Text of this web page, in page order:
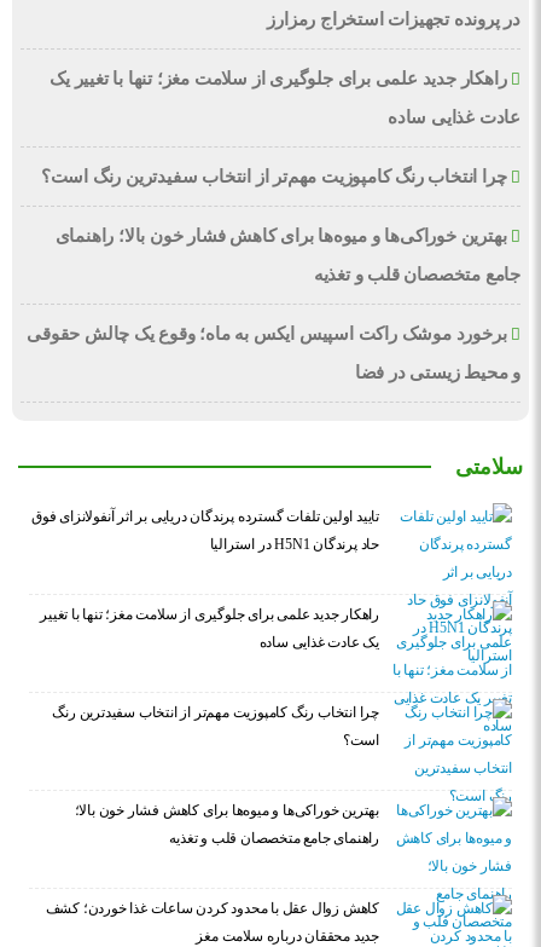
در پرونده تجهیزات استخراج رمزارز
راهکار جدید علمی برای جلوگیری از سلامت مغز؛ تنها با تغییر یک
عادت غذایی ساده
چرا انتخاب رنگ کامپوزیت مهم‌تر از انتخاب سفیدترین رنگ است؟
بهترین خوراکی‌ها و میوه‌ها برای کاهش فشار خون بالا؛ راهنمای
جامع متخصصان قلب و تغذیه
برخورد موشک راکت اسپیس ایکس به ماه؛ وقوع یک چالش حقوقی
و محیط زیستی در فضا
سلامتی
تایید اولین تلفات گسترده پرندگان دریایی بر اثر آنفولانزای فوق
حاد پرندگان H5N1 در استرالیا
راهکار جدید علمی برای جلوگیری از سلامت مغز؛ تنها با تغییر
یک عادت غذایی ساده
چرا انتخاب رنگ کامپوزیت مهم‌تر از انتخاب سفیدترین رنگ
است؟
بهترین خوراکی‌ها و میوه‌ها برای کاهش فشار خون بالا؛
راهنمای جامع متخصصان قلب و تغذیه
کاهش زوال عقل با محدود کردن ساعات غذا خوردن؛ کشف
جدید محققان درباره سلامت مغز